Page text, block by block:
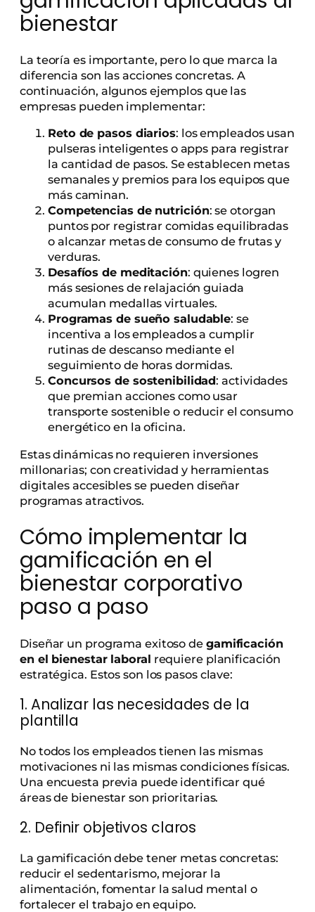
bienestar
La teoría es importante, pero lo que marca la
diferencia son las acciones concretas. A
continuación, algunos ejemplos que las
empresas pueden implementar:
Reto de pasos diarios: los empleados usan
pulseras inteligentes o apps para registrar
la cantidad de pasos. Se establecen metas
semanales y premios para los equipos que
más caminan.
Competencias de nutrición: se otorgan
puntos por registrar comidas equilibradas
o alcanzar metas de consumo de frutas y
verduras.
Desafíos de meditación: quienes logren
más sesiones de relajación guiada
acumulan medallas virtuales.
Programas de sueño saludable: se
incentiva a los empleados a cumplir
rutinas de descanso mediante el
seguimiento de horas dormidas.
Concursos de sostenibilidad: actividades
que premian acciones como usar
transporte sostenible o reducir el consumo
energético en la oficina.
Estas dinámicas no requieren inversiones
millonarias; con creatividad y herramientas
digitales accesibles se pueden diseñar
programas atractivos.
Cómo implementar la
gamificación en el
bienestar corporativo
paso a paso
Diseñar un programa exitoso de gamificación
en el bienestar laboral requiere planificación
estratégica. Estos son los pasos clave:
1. Analizar las necesidades de la
plantilla
No todos los empleados tienen las mismas
motivaciones ni las mismas condiciones físicas.
Una encuesta previa puede identificar qué
áreas de bienestar son prioritarias.
2. Definir objetivos claros
La gamificación debe tener metas concretas:
reducir el sedentarismo, mejorar la
alimentación, fomentar la salud mental o
fortalecer el trabajo en equipo.